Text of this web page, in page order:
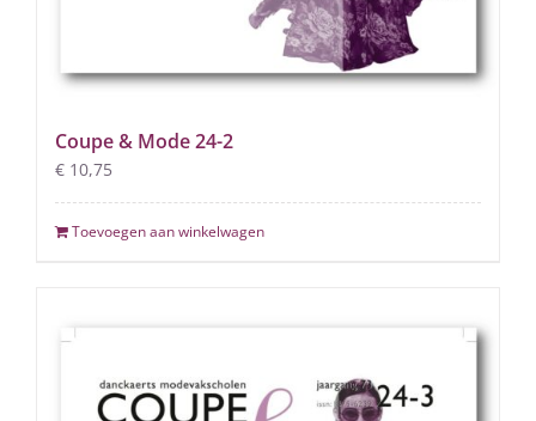
Coupe & Mode 24-2
€ 10,75
Toevoegen aan winkelwagen